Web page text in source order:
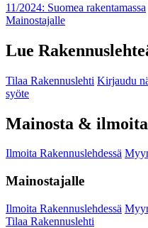
11/2024: Suomea rakentamassa
Mainostajalle
Lue
Tilaa Rakennuslehti Kirjaudu
syöte
Mainosta & ilmoita
Ilmoita Rakennuslehdessä
Mainostajalle
Ilmoita Rakennuslehdessä
Tilaa Rakennuslehti